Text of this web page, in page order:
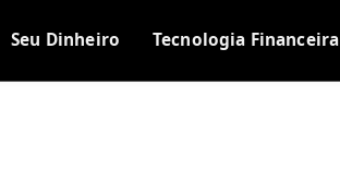
Seu Dinheiro Tecnologia Financeira